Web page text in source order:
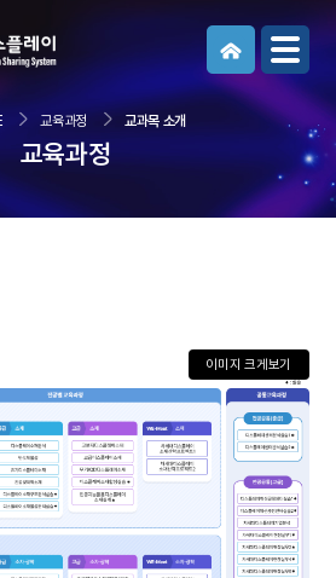
교육과정 교과목 소개
교육과정
이미지 크게보기